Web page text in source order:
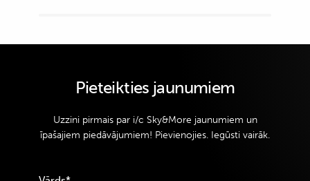
Pieteikties jaunumiem
Uzzini pirmais par i/c Sky&More jaunumiem un
īpašajiem piedāvājumiem! Pievienojies. Iegūsti vairāk.